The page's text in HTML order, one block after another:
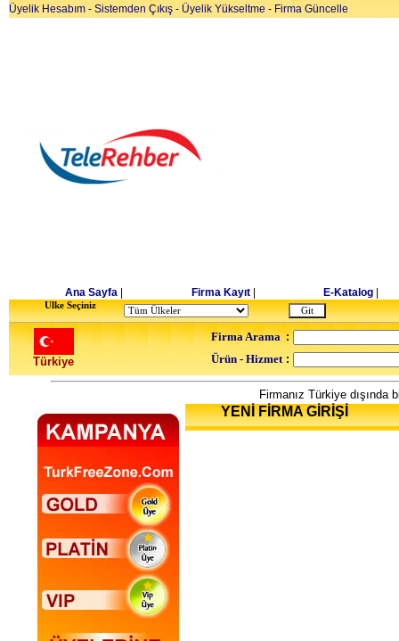
Üyelik Hesabım - Sistemden Çıkış - Üyelik Yükseltme - Firma Güncelle
Ana Sayfa Firma Kayıt E-Katalog|
Ulke Seçiniz
Türkiye
Firma Arama :
Ürün - Hizmet :
Firmanız Türkiye
YENİ FİRMA GİRİŞİ